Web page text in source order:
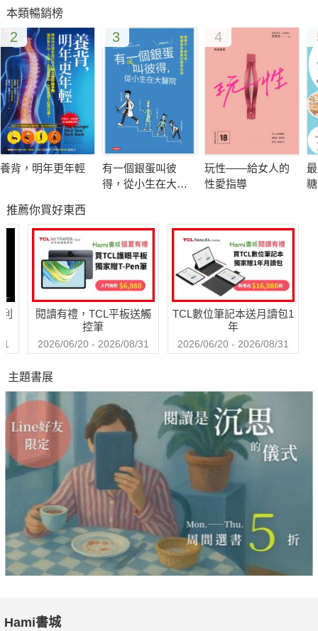
他認為，癌症治療領域，正面叢書很少，大部分書籍好像要
給讀者一個驚奇、驚喜，語不驚人死不休，然而內容並不正確；
全書有系統邏輯，起承轉合，再交由成功大學醫學院護理系教授
趙可式親自書審，肯定讀來引人入勝；若懷抱一顆輕鬆自在的心
情，這本書冊，還滿接近醫學小說的。目錄章節全多露，有導讀
的概念。方便網友先睹為快，請跟隨曹朝榮醫生的步履前進！
抗癌之旅，新里程碑
在伴行安寧的路上，曹朝榮以自身的專業與才學，散播光散
播熱，完成最新著作《當癌症來敲門》民眾透過閱讀，了解正確
的癌症知識、醫療方式及罹癌心理歷程、輔助治療以及生活上必
需注意的事項等，定格了行醫與伴行珍貴的經驗與哲學典範。
在對抗癌症的路上，創全國之先，成立了癌症哲學門診，不
「面對癌症的恐懼、焦慮，我也體驗過，但唯一的出路，就是用
正確的方法去面對它⋯」
《當癌症來敲門》將是國內最新版、最權威的一本抗癌工具
專書。也將是您家家書案上，最完整與最新的抗癌戰報；凡走過
必留下痕跡，且讓曹醫生陪我們走到花開的那一天…
本類暢銷榜
2
養背，明年更年輕
3
有一個銀蛋叫彼
得，從小生在大醫
的實習血淚
4
玩性――給女人的
性愛指導
糖
推薦你買好東西
閱讀有禮，TCL平板送觸
控筆
2026/06/20 - 2026/08/31
TCL數位筆記本送月讀包1
年
2026/06/20 - 2026/08/31
主題書展
Hami書城